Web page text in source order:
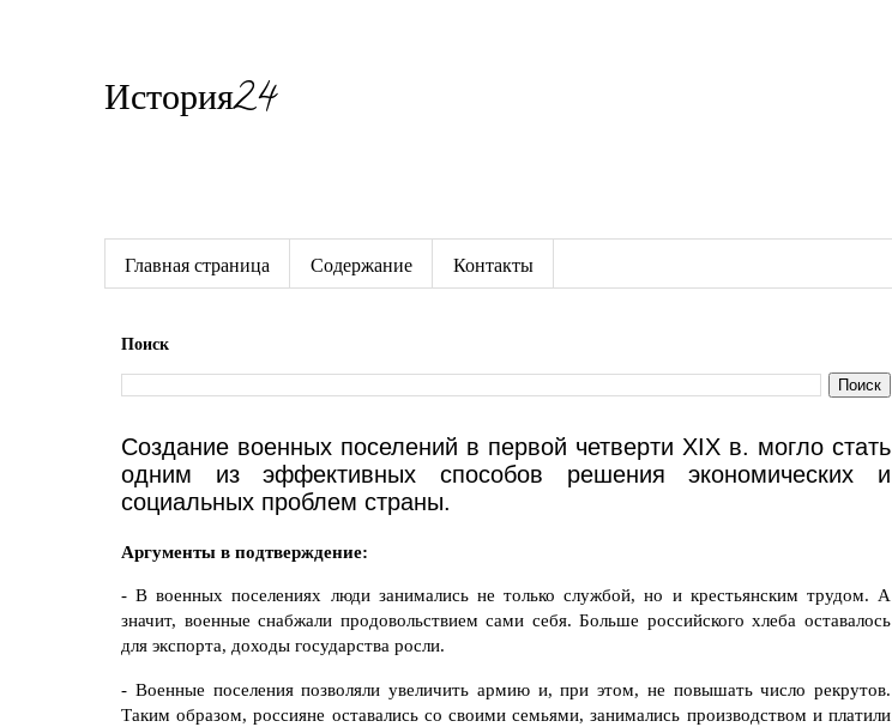
История24
Главная страница Содержание Контакты
Поиск
Создание военных поселений в первой четверти XIX в. могло стать
одним из эффективных способов решения экономических и
социальных проблем страны.
Аргументы в подтверждение:
- В военных поселениях люди занимались не только службой, но и крестьянским трудом. А
значит, военные снабжали продовольствием сами себя. Больше российского хлеба оставалось
для экспорта, доходы государства росли.
- Военные поселения позволяли увеличить армию и, при этом, не повышать число рекрутов.
Таким образом, россияне оставались со своими семьями, занимались производством и платили